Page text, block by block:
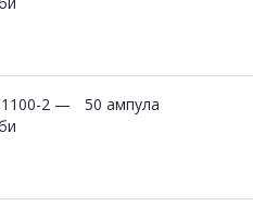
2 —
50 ампула